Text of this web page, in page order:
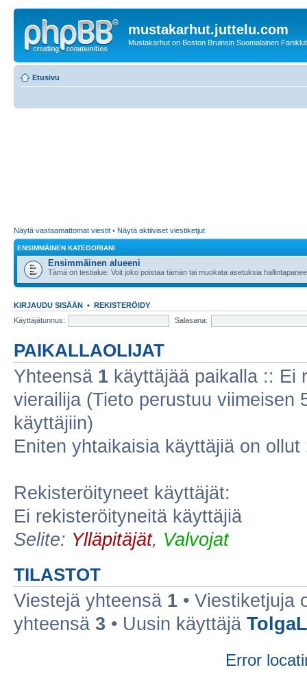
mustakarhut.juttelu.com
Mustakarhut on Boston Bruinsin Suomalainen
Etusivu
Näytä vastaamattomat viestit • Näytä aktiiviset viestiketjut
ENSIMMÄINEN KATEGORIANI
Ensimmäinen alueeni
Tämä on testialue. Voit joko poistaa tämän tai muokata asetuksia
KIRJAUDU SISÄÄN • REKISTERÖIDY
Käyttäjätunnus:
Salasana:
PAIKALLAOLIJAT
Yhteensä 1 käyttäjää paikalla :: Ei
vierailija (Tieto perustuu viimeisen
käyttäjiin)
Eniten yhtaikaisia käyttäjiä on ollut
Rekisteröityneet käyttäjät:
Ei rekisteröityneitä käyttäjiä
Selite: Ylläpitäjät, Valvojat
TILASTOT
Viestejä yhteensä 1 • Viestiketjuja
yhteensä 3 • Uusin käyttäjä
Error